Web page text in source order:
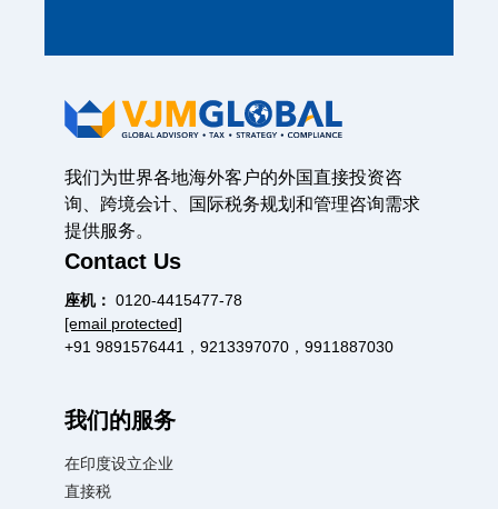
我们为世界各地海外客户的外国直接投资咨
询、跨境会计、国际税务规划和管理咨询需求
提供服务。
Contact Us
座机： 0120-4415477-78
[email protected]
+91 9891576441，9213397070，9911887030
我们的服务
在印度设立企业
直接税